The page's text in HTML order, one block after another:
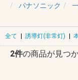
パナソニック
全て | 誘導灯(非常灯) |
2件の商品が見つ